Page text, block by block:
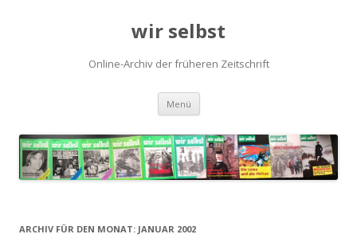
wir selbst
Online-Archiv der früheren Zeitschrift
Menü Springe
Inhalt
ARCHIV FÜR DEN MONAT: JANUAR 2002